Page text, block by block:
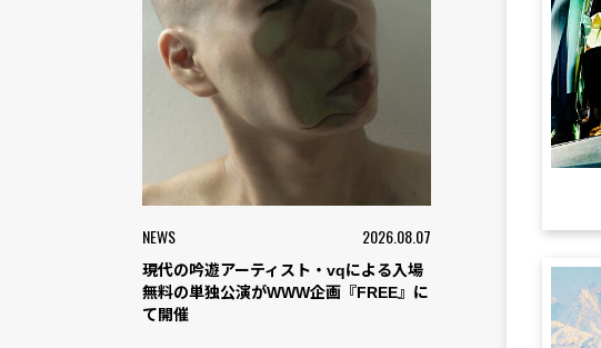
NEWS 2026.08.07
現代の吟遊アーティスト・vqによる入場
無料の単独公演がWWW企画『FREE』に
て開催